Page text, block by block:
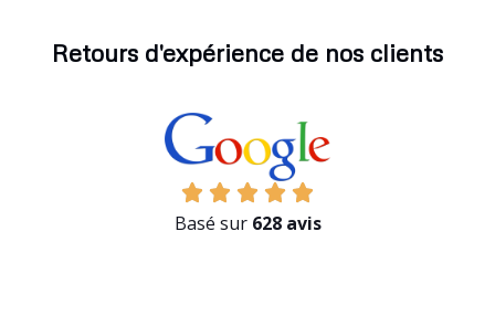
Retours d'expérience de nos clients
Basé sur 628 avis